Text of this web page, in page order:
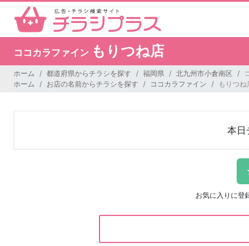
ココカラファイン もりつね店
ホーム 都道府県からチラシを探す 福岡県 北九州市小倉南区
ホーム
お店の名前からチラシを探す ココカラファイン もりつね
本日
お気に入りに登